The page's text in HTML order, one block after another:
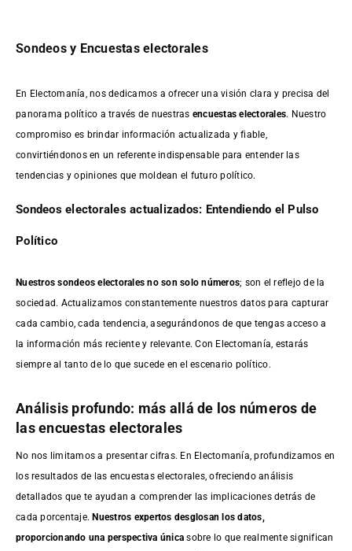
Sondeos y Encuestas electorales
En Electomanía, nos dedicamos a ofrecer una visión clara y precisa del
panorama político a través de nuestras encuestas electorales. Nuestro
compromiso es brindar información actualizada y fiable,
convirtiéndonos en un referente indispensable para entender las
tendencias y opiniones que moldean el futuro político.
Sondeos electorales actualizados: Entendiendo el Pulso
Político
Nuestros sondeos electorales no son solo números; son el reflejo de la
sociedad. Actualizamos constantemente nuestros datos para capturar
cada cambio, cada tendencia, asegurándonos de que tengas acceso a
la información más reciente y relevante. Con Electomanía, estarás
siempre al tanto de lo que sucede en el escenario político.
Análisis profundo: más allá de los números de
las encuestas electorales
No nos limitamos a presentar cifras. En Electomanía, profundizamos en
los resultados de las encuestas electorales, ofreciendo análisis
detallados que te ayudan a comprender las implicaciones detrás de
cada porcentaje.Nuestros expertos desglosan los datos,
proporcionando una perspectiva única sobre lo que realmente significan